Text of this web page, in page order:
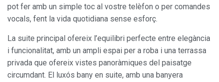
pot fer amb un simple toc al vostre telèfon o per comandes
vocals, fent la vida quotidiana sense esforç.
La suite principal ofereix l’equilibri perfecte entre elegància
i funcionalitat, amb un ampli espai per a roba i una terrassa
privada que ofereix vistes panoràmiques del paisatge
circumdant. El luxós bany en suite, amb una banyera